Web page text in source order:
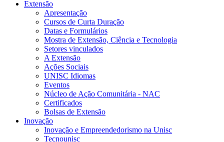
Extensão
Apresentação
Cursos de Curta Duração
Datas e Formulários
Mostra de Extensão, Ciência e Tecnologia
Setores vinculados
A Extensão
Ações Sociais
UNISC Idiomas
Eventos
Núcleo de Ação Comunitária - NAC
Certificados
Bolsas de Extensão
Inovação
Inovação e Empreendedorismo na Unisc
Tecnounisc